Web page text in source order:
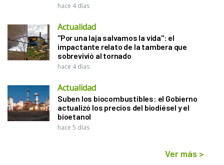
hace 4 días
Actualidad
"Por una laja salvamos la vida": el
impactante relato de la tambera que
sobrevivió al tornado
hace 4 días
Actualidad
Suben los biocombustibles: el Gobierno
actualizó los precios del biodiésel y el
bioetanol
hace 5 días
Ver más >